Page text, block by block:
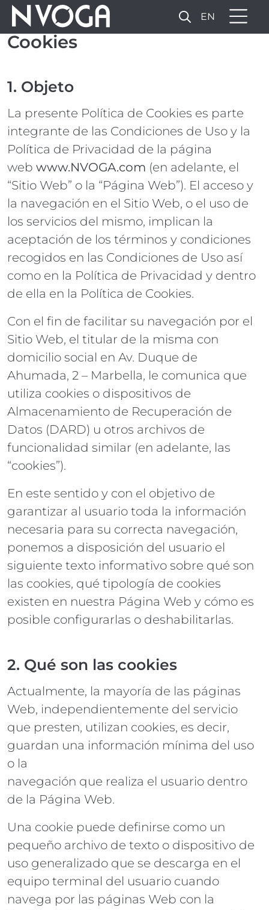
EN
Cookies
1. Objeto
La presente Política de Cookies es parte
integrante de las Condiciones de Uso y la
Política de Privacidad de la página
web www.NVOGA.com (en adelante, el
“Sitio Web” o la “Página Web”). El acceso y
la navegación en el Sitio Web, o el uso de
los servicios del mismo, implican la
aceptación de los términos y condiciones
recogidos en las Condiciones de Uso así
como en la Política de Privacidad y dentro
de ella en la Política de Cookies.
Con el fin de facilitar su navegación por el
Sitio Web, el titular de la misma con
domicilio social en Av. Duque de
Ahumada, 2 – Marbella, le comunica que
utiliza cookies o dispositivos de
Almacenamiento de Recuperación de
Datos (DARD) u otros archivos de
funcionalidad similar (en adelante, las
“cookies”).
En este sentido y con el objetivo de
garantizar al usuario toda la información
necesaria para su correcta navegación,
ponemos a disposición del usuario el
siguiente texto informativo sobre qué son
las cookies, qué tipología de cookies
existen en nuestra Página Web y cómo es
posible configurarlas o deshabilitarlas.
2. Qué son las cookies
Actualmente, la mayoría de las páginas
Web, independientemente del servicio
que presten, utilizan cookies, es decir,
guardan una información mínima del uso
o la
navegación que realiza el usuario dentro
de la Página Web.
Una cookie puede definirse como un
pequeño archivo de texto o dispositivo de
uso generalizado que se descarga en el
equipo terminal del usuario cuando
navega por las páginas Web con la